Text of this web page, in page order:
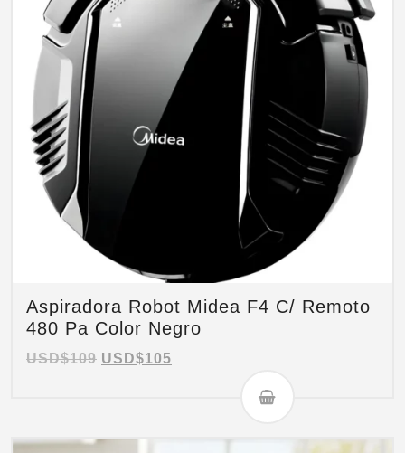
Aspiradora Robot Midea F4 C/ Remoto
480 Pa Color Negro
USD$109 USD$105